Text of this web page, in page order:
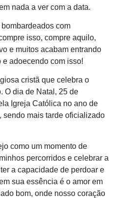
nada a ver com a data.
com
isso, compre aquilo,
e muitos acabam entrando
adoecendo com isso!
cristã que celebra o
O dia de Natal, 25 de
Igreja Católica no ano de
sendo mais tarde oficializado
como um momento de
percorridos e celebrar a
a capacidade de perdoar e
sua essência é o amor em
bom, onde nosso coração